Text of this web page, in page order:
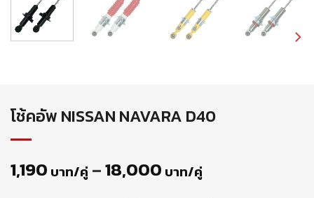
โช้คอัพ NISSAN NAVARA D40
1,190 บาท/คู่ –18,000 บาท/คู่